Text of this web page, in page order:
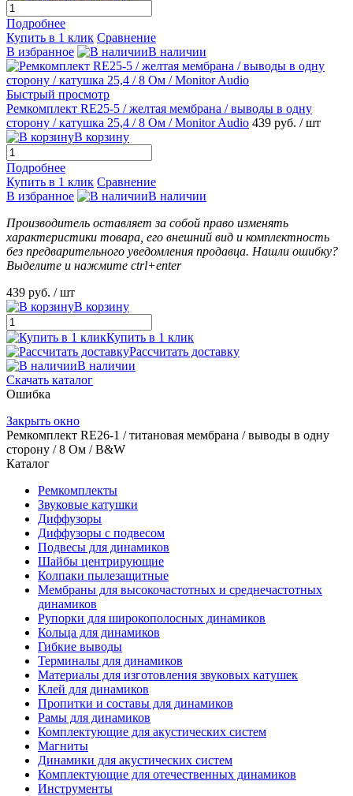
Подробнее
Купить в 1 клик Сравнение
В избранное
В наличии
Быстрый просмотр
Ремкомплект RE25-5 / желтая мембрана / выводы в одну
сторону / катушка 25,4 / 8 Ом / Monitor Audio 439 руб. / шт
В корзину
Подробнее
Купить в 1 клик Сравнение
В избранное
В наличии
Производитель оставляет за собой право изменять
характеристики товара, его внешний вид и комплектность
без предварительного уведомления продавца. Нашли ошибку?
Выделите и нажмите ctrl+enter
439 руб. / шт
В корзину
Купить в 1 клик
Рассчитать доставку
В наличии
Скачать каталог
Ошибка
Закрыть окно
Ремкомплект RE26-1 / титановая мембрана / выводы в одну
сторону / 8 Ом / B&W
Каталог
Ремкомплекты
Звуковые катушки
Диффузоры
Диффузоры с подвесом
Подвесы для динамиков
Шайбы центрирующие
Колпаки пылезащитные
Мембраны для высокочастотных и среднечастотных
динамиков
Рупорки для широкополосных динамиков
Кольца для динамиков
Гибкие выводы
Терминалы для динамиков
Материалы для изготовления звуковых катушек
Клей для динамиков
Пропитки и составы для динамиков
Рамы для динамиков
Комплектующие для акустических систем
Магниты
Динамики для акустических систем
Комплектующие для отечественных динамиков
Инструменты